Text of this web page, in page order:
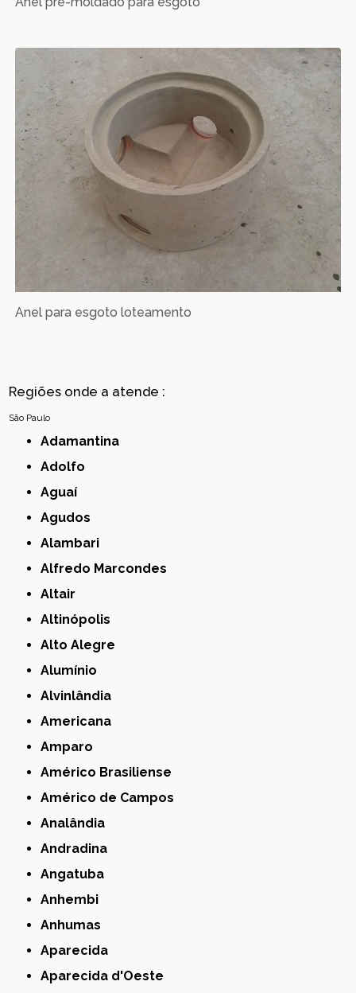
Anel para esgoto loteamento
Regiões onde a atende :
São Paulo
Adamantina
Adolfo
Aguaí
Agudos
Alambari
Alfredo Marcondes
Altair
Altinópolis
Alto Alegre
Alumínio
Alvinlândia
Americana
Amparo
Américo Brasiliense
Américo de Campos
Analândia
Andradina
Angatuba
Anhembi
Anhumas
Aparecida
Aparecida d'Oeste